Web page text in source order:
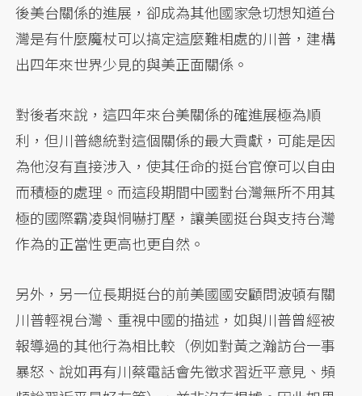
後美台關係的進展，卻成為其他國家急切想知道台
灣是有什麼魔杖可以搞定這麼難相處的川普，建構
出四年來世界少見的與美正面關係。
對後者來說，這四年來台美關係的確進展極為順
利，但川普總統對這個關係的最大貢獻，可能是因
為他沒有直接涉入，使其任命的挺台官僚可以自由
而積極的處理。而這段期間中國對台灣無所不用其
極的國際霸凌與恫嚇打壓，讓美國挺台與支持台灣
作為的正當性更高也更自然。
另外，另一位長期挺台的前美國國安顧問波頓有關
川普輕視台灣、重視中國的描述，如與川普曾經被
報導過的其他行為相比較（例如對黃之瀚訪台一事
暴怒、說如再有川蔡電話會先徵求習近平意見、頻